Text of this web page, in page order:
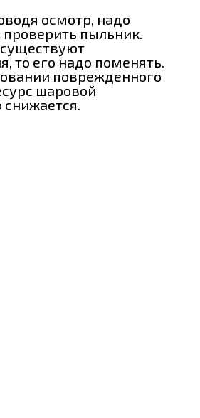
осмотр, надо
проверить пыльник.
то его надо поменять.
поврежденного
шаровой
снижается.